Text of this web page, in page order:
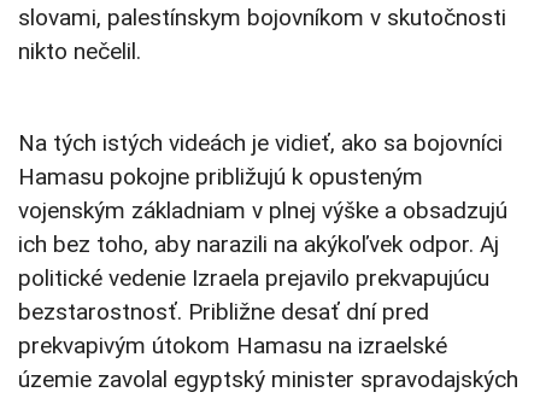
slovami, palestínskym bojovníkom v skutočnosti
nikto nečelil.
Na tých istých videách je vidieť, ako sa bojovníci
Hamasu pokojne približujú k opusteným
vojenským základniam v plnej výške a obsadzujú
ich bez toho, aby narazili na akýkoľvek odpor. Aj
politické vedenie Izraela prejavilo prekvapujúcu
bezstarostnosť. Približne desať dní pred
prekvapivým útokom Hamasu na izraelské
územie zavolal egyptský minister spravodajských